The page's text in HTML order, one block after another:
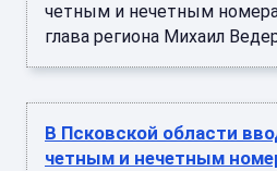
четным и нечетным
глава региона Михаил
В Псковской области
четным и нечетным